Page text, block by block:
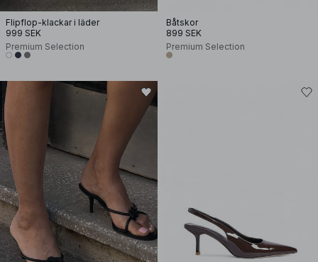
Flipflop-klackar i läder
999 SEK
Premium Selection
Båtskor
899 SEK
Premium Selection